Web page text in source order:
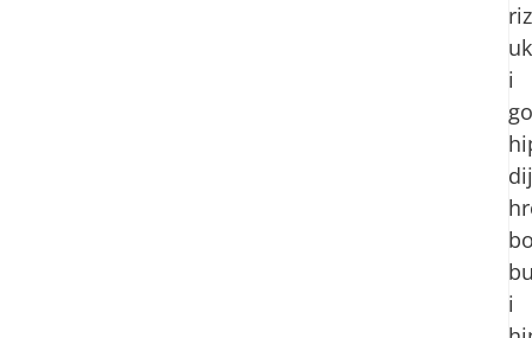
i
i